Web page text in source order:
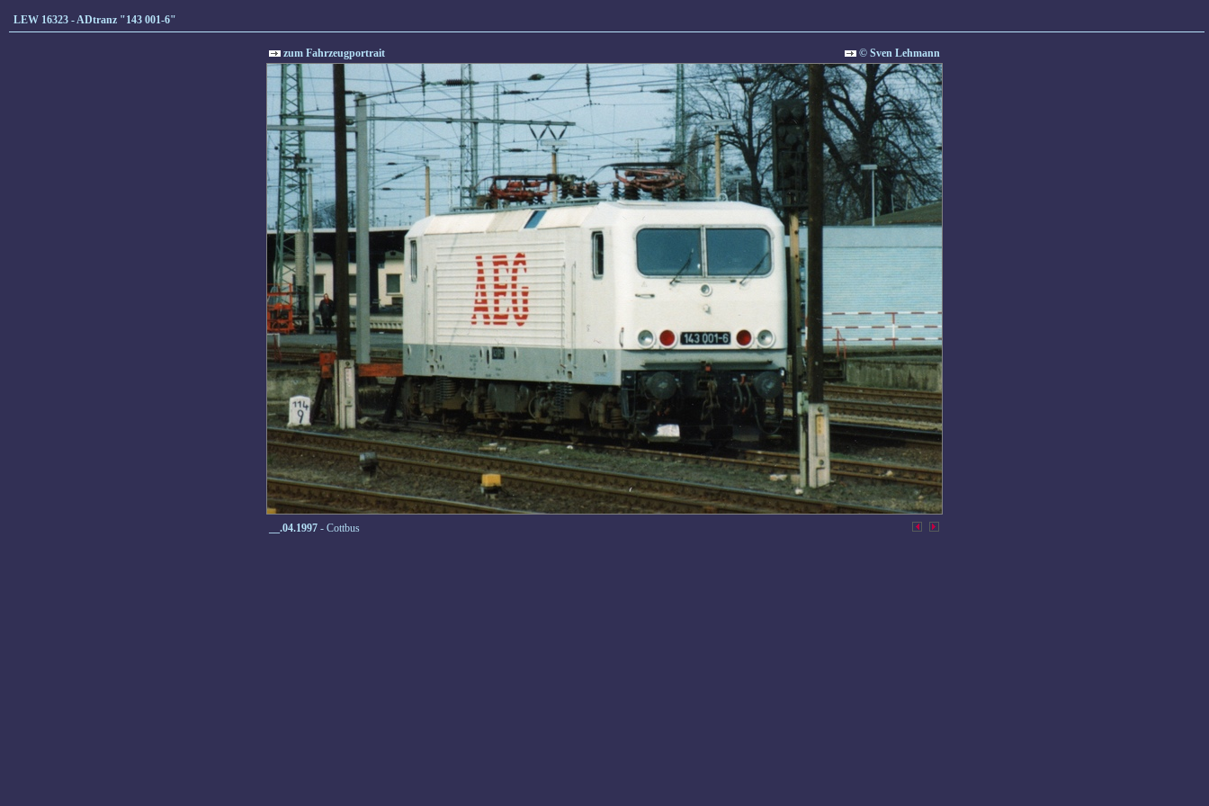
LEW 16323 - ADtranz "143 001-6"
zum Fahrzeugportrait © Sven Lehmann
__.04.1997 - Cottbus